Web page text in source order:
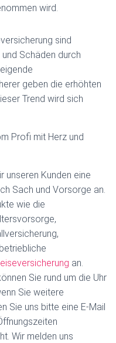
wird.
sind
Schäden durch
geben die erhöhten
Trend wird sich
Profi mit Herz und
unseren Kunden eine
Sach und Vorsorge an.
wie die
an.
Sie rund um die Uhr
Sie weitere
Sie uns bitte eine E-Mail
Wir melden uns